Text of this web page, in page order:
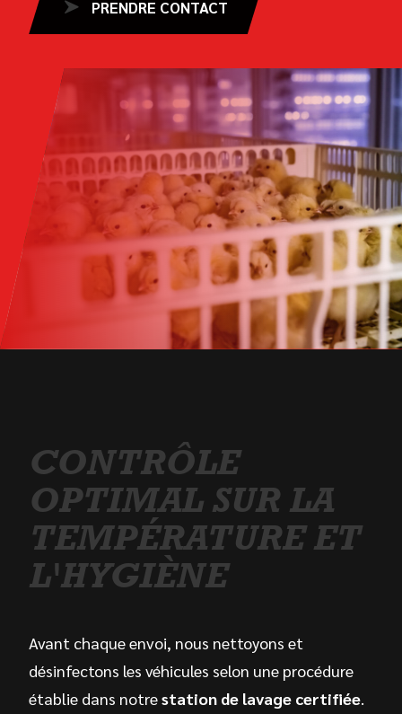
PRENDRE CONTACT
CONTRÔLE
OPTIMAL SUR LA
TEMPÉRATURE ET
L'HYGIÈNE
Avant chaque envoi, nous nettoyons et
désinfectons les véhicules selon une procédure
établie dans notrestation de lavage certifiée